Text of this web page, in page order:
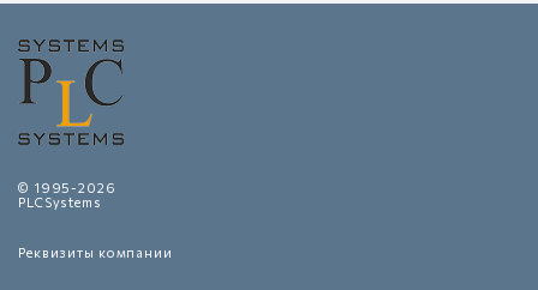
© 1995-2026
PLCSystems
Реквизиты компании